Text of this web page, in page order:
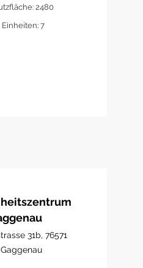
2480
Einheiten: 7
31b, 76571
Gaggenau